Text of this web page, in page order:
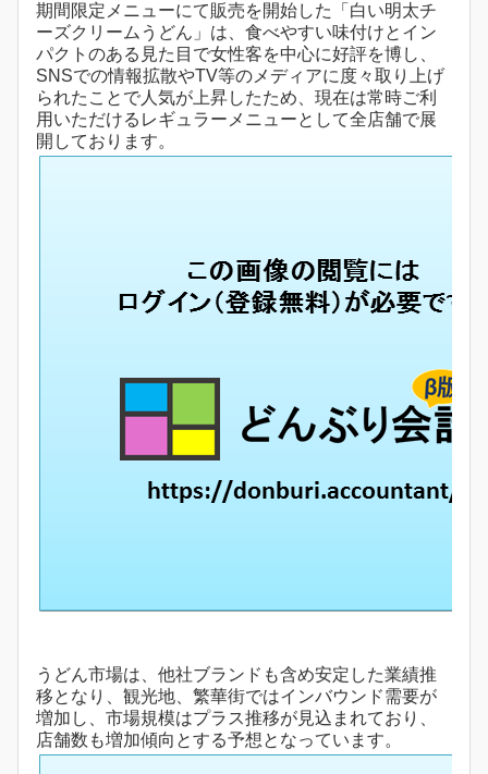
期間限定メニューにて販売を開始した「白い明太チ
ーズクリームうどん」は、食べやすい味付けとイン
パクトのある見た目で女性客を中心に好評を博し、
SNSでの情報拡散やTV等のメディアに度々取り上げ
られたことで人気が上昇したため、現在は常時ご利
用いただけるレギュラーメニューとして全店舗で展
開しております。
うどん市場は、他社ブランドも含め安定した業績推
移となり、観光地、繁華街ではインバウンド需要が
増加し、市場規模はプラス推移が見込まれており、
店舗数も増加傾向とする予想となっています。